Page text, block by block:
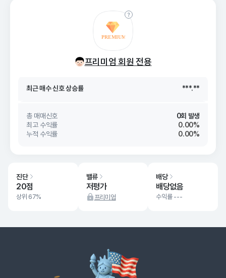
프리미엄 회원 전용
최근 매수 신호 상승률
최근 매수 신호26. 08/06 ***.**
총 매매신호
0회 발생
최고 수익률
0.00%
누적 수익률
0.00%
진단
20점
상위 67%
밸류
저평가
프리미엄
배당
배당없음
수익률 ---